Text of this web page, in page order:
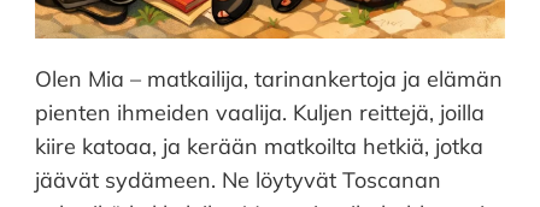
Olen Mia – matkailija, tarinankertoja ja elämän
pienten ihmeiden vaalija. Kuljen reittejä, joilla
kiire katoaa, ja kerään matkoilta hetkiä, jotka
jäävät sydämeen. Ne löytyvät Toscanan